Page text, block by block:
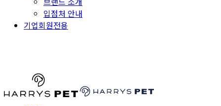
입점처 안내
기업회원전용